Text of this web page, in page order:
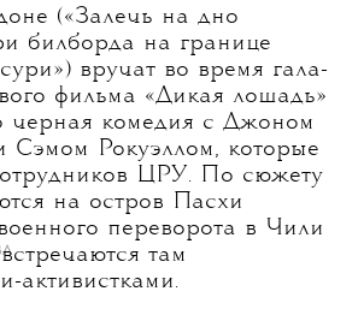
(«Залечь на дно
билборда на границе
вручат во время гала-
фильма «Дикая лошадь»
черная комедия с Джоном
Сэмом Рокуэллом, которые
ЦРУ. По сюжету
на остров Пасхи
переворота в Чили
там
активистками.